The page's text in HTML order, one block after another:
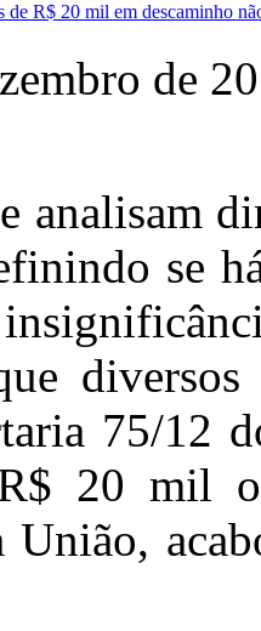
de R$ 20 mil em descaminho
de
analisam
se
75/12
20 mil o
União,